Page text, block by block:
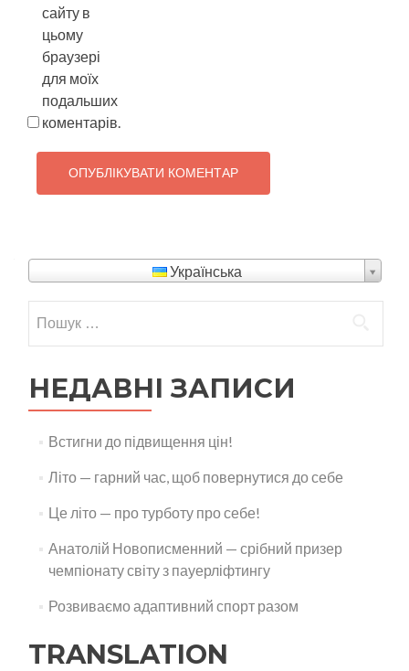
сайту в
цьому
браузері
для моїх
подальших
коментарів.
Українська
НЕДАВНІ ЗАПИСИ
Встигни до підвищення цін!
Літо — гарний час, щоб повернутися до себе
Це літо — про турботу про себе!
Анатолій Новописменний — срібний призер
чемпіонату світу з пауерліфтингу
Розвиваємо адаптивний спорт разом
TRANSLATION